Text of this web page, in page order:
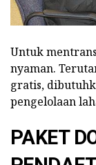
Untuk
nyaman.
gratis,
pengelolaan
PAKET